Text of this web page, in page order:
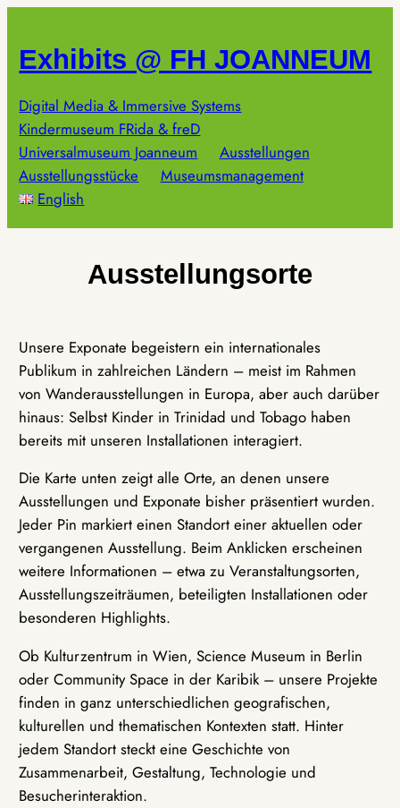
springen
Exhibits @ FH JOANNEUM
Digital Media & Immersive Systems
Kindermuseum FRida & freD
Universalmuseum Joanneum
Ausstellungen
Ausstellungsstücke
Museumsmanagement
English
Ausstellungsorte
Unsere Exponate begeistern ein internationales
Publikum in zahlreichen Ländern – meist im Rahmen
von Wanderausstellungen in Europa, aber auch darüber
hinaus: Selbst Kinder in Trinidad und Tobago haben
bereits mit unseren Installationen interagiert.
Die Karte unten zeigt alle Orte, an denen unsere
Ausstellungen und Exponate bisher präsentiert wurden.
Jeder Pin markiert einen Standort einer aktuellen oder
vergangenen Ausstellung. Beim Anklicken erscheinen
weitere Informationen – etwa zu Veranstaltungsorten,
Ausstellungszeiträumen, beteiligten Installationen oder
besonderen Highlights.
Ob Kulturzentrum in Wien, Science Museum in Berlin
oder Community Space in der Karibik – unsere Projekte
finden in ganz unterschiedlichen geografischen,
kulturellen und thematischen Kontexten statt. Hinter
jedem Standort steckt eine Geschichte von
Zusammenarbeit, Gestaltung, Technologie und
Besucherinteraktion.